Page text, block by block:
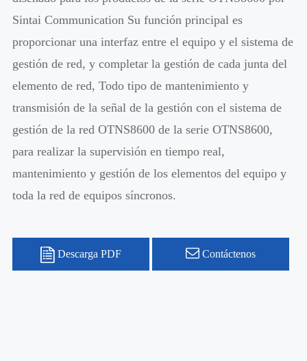
Sintai Communication Su función principal es
proporcionar una interfaz entre el equipo y el sistema de
gestión de red, y completar la gestión de cada junta del
elemento de red, Todo tipo de mantenimiento y
transmisión de la señal de la gestión con el sistema de
gestión de la red OTNS8600 de la serie OTNS8600,
para realizar la supervisión en tiempo real,
mantenimiento y gestión de los elementos del equipo y
toda la red de equipos síncronos.
Descarga PDF Contáctenos